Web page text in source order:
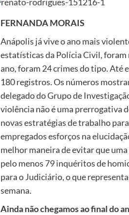
FERNANDA MORAIS
Anápolis já vive o ano mais
estatísticas da Polícia Civil,
ano, foram 24 crimes do tipo. Até
180 registros. Os números
delegado do Grupo de
violência não é uma prerrogativa
novas estratégias de trabalho
empregados esforços na
melhor maneira de evitar que
pelo menos 79 inquéritos de
para o Judiciário, o que
semana.
Ainda não chegamos ao final do